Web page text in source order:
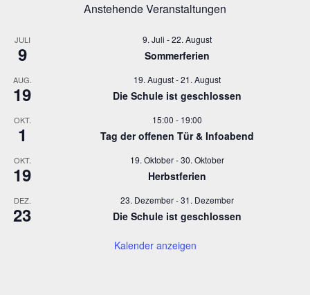
Anstehende Veranstaltungen
JULI
9
9. Juli -22. August
Sommerferien
AUG.
19
19. August-21. August
Die Schule ist geschlossen
OKT.
1
15:00 - 19:00
Tag der offenen Tür & Infoabend
OKT.
19
19. Oktober-30. Oktober
Herbstferien
DEZ.
23
23. Dezember-31. Dezember
Die Schule ist geschlossen
Kalender anzeigen